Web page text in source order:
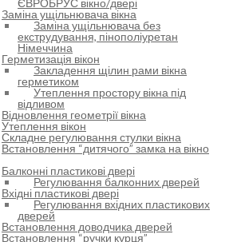
Заміна ущільнювача вікна
Заміна ущільнювача без
екструдування, пінополіуретан
Німеччина
Герметизація вікон
Закладення щілин рами вікна
герметиком
Утеплення простору вікна під
відливом
Відновлення геометрії вікна
Утеплення вікон
Складне регулювання стулки вікна
Встановлення “дитячого” замка на вікно
Балконні пластикові двері
Регулювання балконних дверей
Вхідні пластикові двері
Регулювання вхідних пластикових
дверей
Встановлення доводчика дверей
Встановлення “ручки курця”